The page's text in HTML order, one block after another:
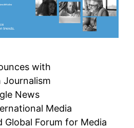
with
Journalism
News
Media
Global Forum for Media